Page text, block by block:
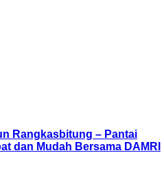
Rangkasbitung – Pantai
dan Mudah Bersama DAMRI